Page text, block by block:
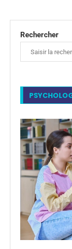
Rechercher